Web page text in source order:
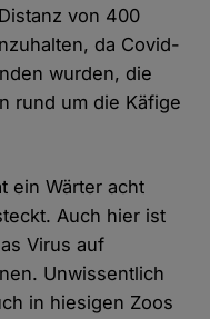
von 400
da Covid-
wurden, die
rund um die Käfige
ein Wärter acht
Auch hier ist
Virus auf
Unwissentlich
in hiesigen Zoos